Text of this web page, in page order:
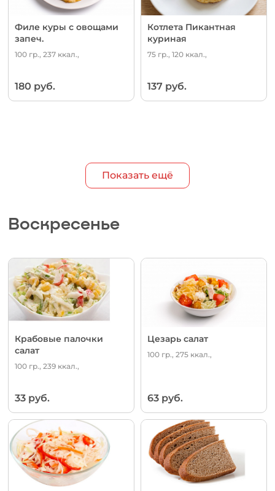
Филе куры с овощами
запеч.
100 гр., 237 ккал.,
180 руб.
Котлета Пикантная
куриная
75 гр., 120 ккал.,
137 руб.
Показать ещё
Воскресенье
Крабовые палочки
салат
100 гр., 239 ккал.,
33 руб.
Цезарь салат
100 гр., 275 ккал.,
63 руб.